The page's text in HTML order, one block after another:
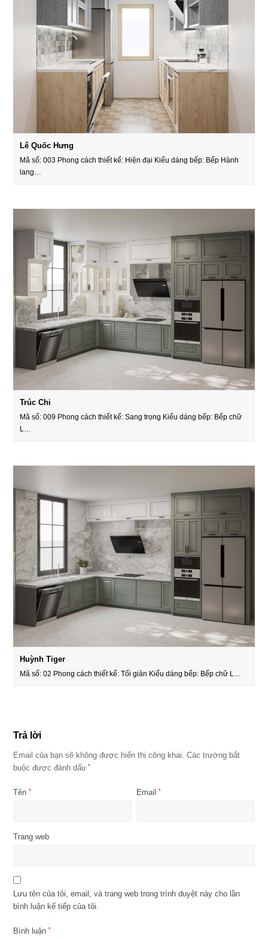
Lê Quốc Hưng
Mã số: 003 Phong cách thiết kế: Hiện đại Kiểu dáng bếp: Bếp Hành
lang…
Trúc Chi
Mã số: 009 Phong cách thiết kế: Sang trọng Kiểu dáng bếp: Bếp chữ
L…
Huỳnh Tiger
Mã số: 02 Phong cách thiết kế: Tối giản Kiểu dáng bếp: Bếp chữ L…
Trả lời
Email của bạn sẽ không được hiển thị công khai. Các trường bắt
buộc được đánh dấu*
Tên* Email*
Trang web
Lưu tên của tôi, email, và trang web trong trình duyệt này cho lần
bình luận kế tiếp của tôi.
Bình luận*